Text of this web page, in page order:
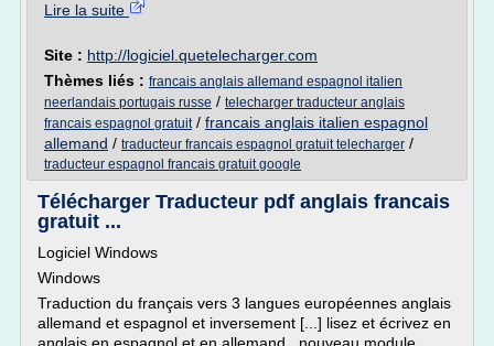
Lire la suite
Site : http://logiciel.quetelecharger.com
Thèmes liés : francais anglais allemand espagnol italien
neerlandais portugais russe / telecharger traducteur anglais
francais espagnol gratuit/ francais anglais italien espagnol
allemand / traducteur francais espagnol gratuit telecharger /
traducteur espagnol francais gratuit google
Télécharger Traducteur pdf anglais francais
gratuit ...
Logiciel Windows
Windows
Traduction du français vers 3 langues européennes anglais
allemand et espagnol et inversement [...] lisez et écrivez en